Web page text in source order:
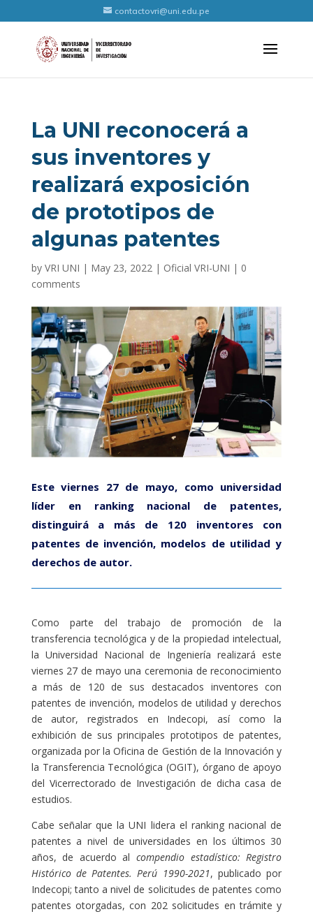
contactovri@uni.edu.pe
La UNI reconocerá a
sus inventores y
realizará exposición
de prototipos de
algunas patentes
by VRI UNI | May 23, 2022| Oficial VRI-UNI | 0
comments
Este viernes 27 de mayo, como universidad
líder en ranking nacional de patentes,
distinguirá a más de 120 inventores con
patentes de invención, modelos de utilidad y
derechos de autor.
Como parte del trabajo de promoción de la
transferencia tecnológica y de la propiedad intelectual,
la Universidad Nacional de Ingeniería realizará este
viernes 27 de mayo una ceremonia de reconocimiento
a más de 120 de sus destacados inventores con
patentes de invención, modelos de utilidad y derechos
de autor, registrados en Indecopi, así como la
exhibición de sus principales prototipos de patentes,
organizada por la Oficina de Gestión de la Innovación y
la Transferencia Tecnológica (OGIT), órgano de apoyo
del Vicerrectorado de Investigación de dicha casa de
estudios.
Cabe señalar que la UNI lidera el ranking nacional de
patentes a nivel de universidades en los últimos 30
años, de acuerdo alcompendio estadístico: Registro
Histórico de Patentes. Perú 1990-2021, publicado por
Indecopi; tanto a nivel de solicitudes de patentes como
patentes otorgadas, con 202 solicitudes en trámite y